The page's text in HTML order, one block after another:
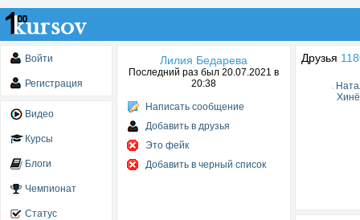
Войти
Регистрация
Видео
Курсы
Блоги
Чемпионат
Статус
Лилия Бедарева
Последний раз был 20.07.2021 в
20:38
Написать сообщение
Добавить в друзья
Это фейк
Добавить в черный список
Друзья